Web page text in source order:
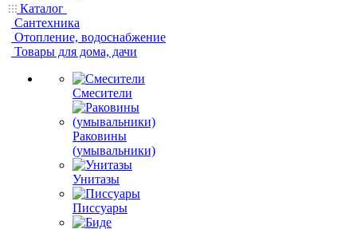
Каталог
Сантехника
Отопление, водоснабжение
Товары для дома, дачи
Смесители
Раковины
(умывальники)
Унитазы
Писсуары